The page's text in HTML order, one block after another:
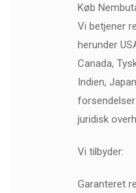
Køb
Vi betjener
herunder
Canada,
Indien,
juridisk
Vi tilbyder:
Garanteret